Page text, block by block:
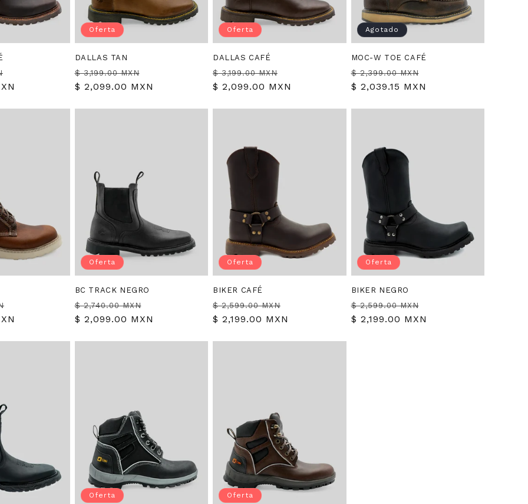
de
Oferta
DALLAS TAN
Precio
habitual
$ 3,199.00 MXN
de
$ 2,099.00 MXN
Oferta
DALLAS CAFÉ
Precio
habitual
$ 3,199.00 MXN
de
$ 2,099.00 MXN
Agotado
MOC-W TOE CAFÉ
Precio
habitual
$ 2,399.00 MXN
de
$ 2,039.15 MXN
de
Oferta
BC TRACK NEGRO
Precio
habitual
$ 2,740.00 MXN
de
$ 2,099.00 MXN
Oferta
BIKER CAFÉ
Precio
habitual
$ 2,599.00 MXN
de
$ 2,199.00 MXN
Oferta
BIKER NEGRO
Precio
habitual
$ 2,599.00 MXN
de
$ 2,199.00 MXN
Oferta Oferta